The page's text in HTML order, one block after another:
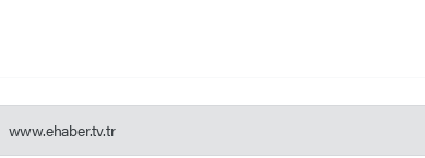
www.ehaber.tv.tr